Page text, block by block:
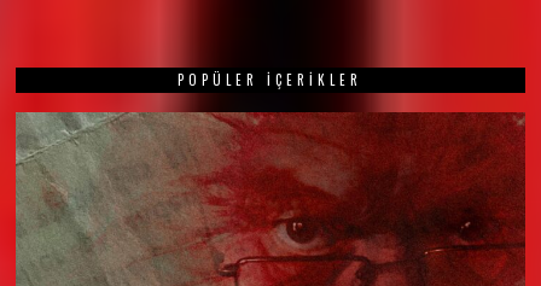
POPÜLER İÇERIKLER